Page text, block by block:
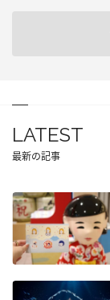
LATEST
最新の記事